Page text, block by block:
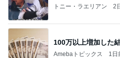
トニー・ラエリアン 2
100万以上増加した
Amebaトピックス 1日